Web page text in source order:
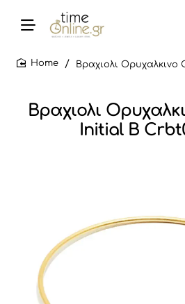
Βραχιολι
Initial B
Βραχιολι